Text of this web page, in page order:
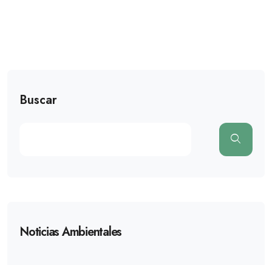
Buscar
Noticias Ambientales